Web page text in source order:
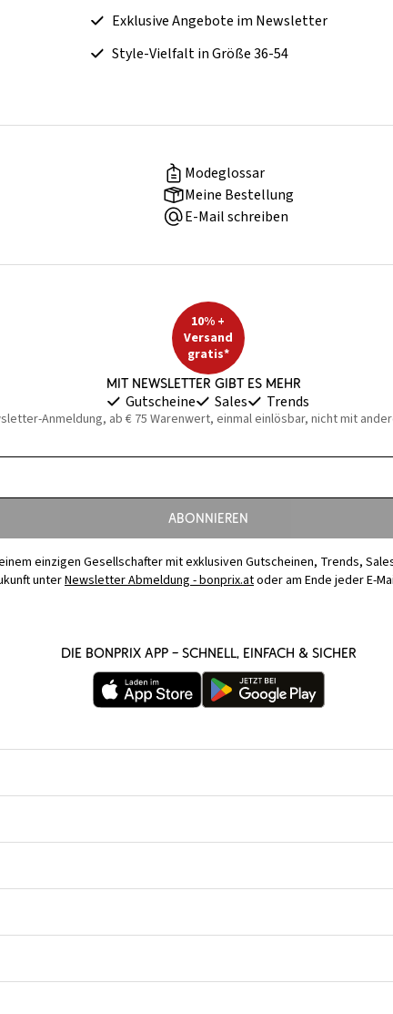
Exklusive Angebote im Newsletter
Style-Vielfalt in Größe 36-54
Modeglossar
Meine Bestellung
E-Mail schreiben
10% +
Versand
gratis*
Mit Newsletter gibt es mehr
Gutscheine Sales Trends
Anmeldung, ab € 75 Warenwert, einmal einlösbar, nicht mit
Abonnieren
einzigen Gesellschafter mit exklusiven Gutscheinen, Trends,
unterNewsletter Abmeldung - bonprix.atoder am Ende jeder E-
Die bonprix App – schnell, einfach & sicher